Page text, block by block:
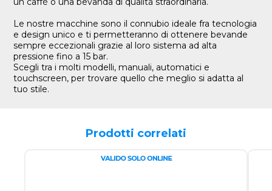
Le nostre macchine sono il connubio ideale fra tecnologia
e design unico e ti permetteranno di ottenere bevande
sempre eccezionali grazie al loro sistema ad alta
pressione fino a 15 bar.
Scegli tra i molti modelli, manuali, automatici e
touchscreen, per trovare quello che meglio si adatta al
tuo stile.
Prodotti correlati